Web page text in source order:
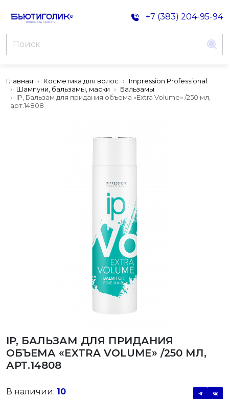
+7 (383) 204-95-94
Главная Косметика для волос
Impression Professional
Шампуни, бальзамы, маски
Бальзамы
IP, Бальзам для придания объема «Extra Volume» /250 мл,
арт.14808
IP, БАЛЬЗАМ ДЛЯ ПРИДАНИЯ
ОБЪЕМА «EXTRA VOLUME» /250 МЛ,
АРТ.14808
В наличии: 10